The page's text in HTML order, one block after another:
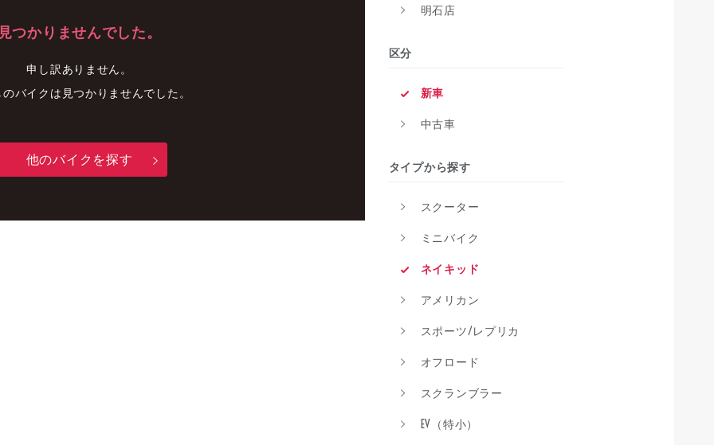
見つかりませんでした。
申し訳ありません。
バイクは見つかりませんでした。
他のバイクを探す
明石店
区分
新車
中古車
タイプから探す
スクーター
ミニバイク
ネイキッド
アメリカン
スポーツ/レプリカ
オフロード
スクランブラー
EV（特小）